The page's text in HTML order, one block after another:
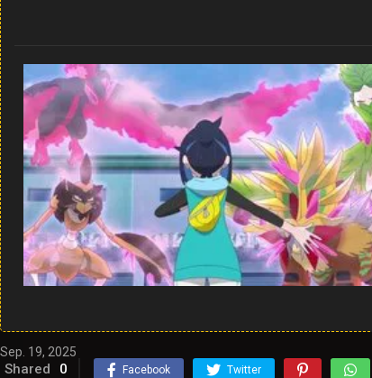
Sep. 19, 2025
Shared 0 Facebook Twitter